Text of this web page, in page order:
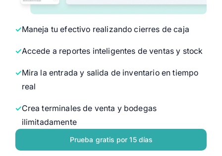
Maneja tu efectivo realizando cierres de caja
Accede a reportes inteligentes de ventas y stock
Mira la entrada y salida de inventario en tiempo
real
Crea terminales de venta y bodegas
ilimitadamente
Prueba gratis por 15 días